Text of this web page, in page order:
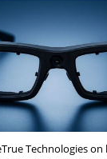
Technologies